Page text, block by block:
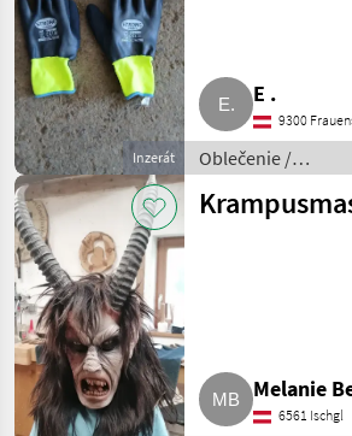
Inzerát
E .
9300
Oblečenie /
Ostatné oblečenie
Melanie
6561 Ischgl